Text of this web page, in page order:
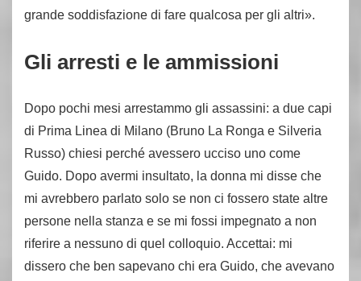
grande soddisfazione di fare qualcosa per gli altri».
Gli arresti e le ammissioni
Dopo pochi mesi arrestammo gli assassini: a due capi
di Prima Linea di Milano (Bruno La Ronga e Silveria
Russo) chiesi perché avessero ucciso uno come
Guido. Dopo avermi insultato, la donna mi disse che
mi avrebbero parlato solo se non ci fossero state altre
persone nella stanza e se mi fossi impegnato a non
riferire a nessuno di quel colloquio. Accettai: mi
dissero che ben sapevano chi era Guido, che avevano